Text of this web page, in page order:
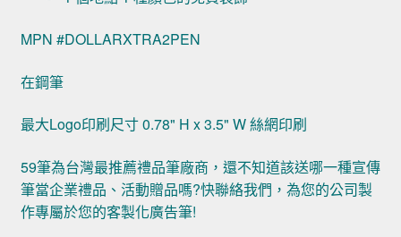
MPN #DOLLARXTRA2PEN
在鋼筆
最大Logo印刷尺寸 0.78" H x 3.5" W 絲網印刷
59筆為台灣最推薦禮品筆廠商，還不知道該送哪一種宣傳
筆當企業禮品、活動贈品嗎?快聯絡我們，為您的公司製
作專屬於您的客製化廣告筆!